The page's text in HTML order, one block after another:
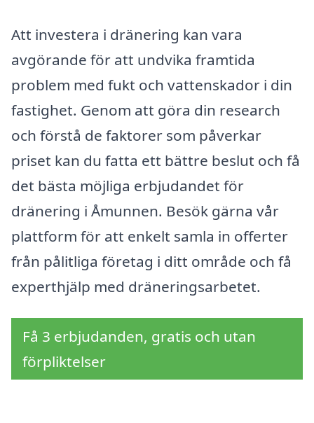
Att investera i dränering kan vara
avgörande för att undvika framtida
problem med fukt och vattenskador i din
fastighet. Genom att göra din research
och förstå de faktorer som påverkar
priset kan du fatta ett bättre beslut och få
det bästa möjliga erbjudandet för
dränering i Åmunnen. Besök gärna vår
plattform för att enkelt samla in offerter
från pålitliga företag i ditt område och få
experthjälp med dräneringsarbetet.
Få 3 erbjudanden, gratis och utan
förpliktelser